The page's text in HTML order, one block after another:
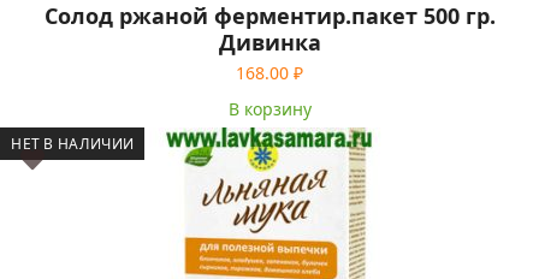
Солод ржаной ферментир.пакет 500 гр.
Дивинка
168.00 ₽
В корзину
НЕТ В НАЛИЧИИ